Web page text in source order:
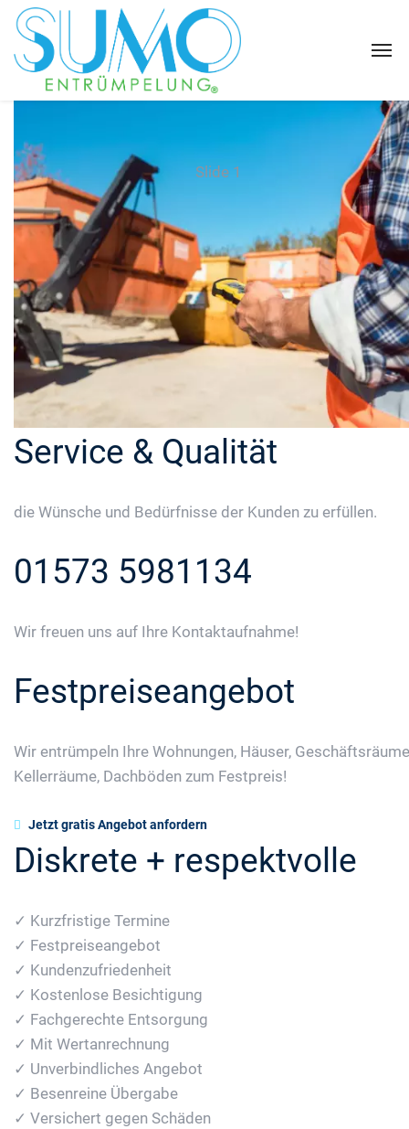
Slide 1
Service & Qualität
die Wünsche und Bedürfnisse der Kunden zu erfüllen.
01573 5981134
Wir freuen uns auf Ihre Kontaktaufnahme!
Festpreiseangebot
Wir entrümpeln Ihre Wohnungen, Häuser,
Kellerräume, Dachböden zum Festpreis!
Jetzt gratis Angebot anfordern
Diskrete + respektvolle
✓ Kurzfristige Termine
✓ Festpreiseangebot
✓ Kundenzufriedenheit
✓ Kostenlose Besichtigung
✓ Fachgerechte Entsorgung
✓ Mit Wertanrechnung
✓ Unverbindliches Angebot
✓ Besenreine Übergabe
✓ Versichert gegen Schäden